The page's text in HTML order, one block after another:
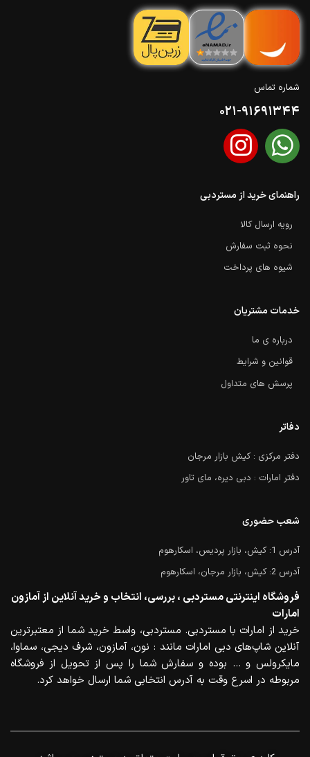
شماره تماس
021-91691344
راهنمای خرید از مستردبی
رویه ارسال کالا
نحوه ثبت سفارش
شیوه های پرداخت
خدمات مشتریان
درباره ی ما
قوانین و شرایط
پرسش های متداول
دفاتر
دفتر مرکزی : کیش بازار مرجان
دفتر امارات : دبی دیره، مای تاور
شعب حضوری
آدرس 1: کیش، بازار پردیس، اسکارهوم
آدرس 2: کیش، بازار مرجان، اسکارهوم
فروشگاه اینترنتی مستردبی ، بررسی، انتخاب و خرید آنلاین از آمازون
امارات
خرید از امارات با مستردبی. مستردبی، واسط خرید شما از معتبرترین
آنلاین شاپ‌های دبی امارات مانند : نون، آمازون، شرف دیجی، سماوا،
مایکرولس و … بوده و سفارش شما را پس از تحویل از فروشگاه
مربوطه در اسرع وقت به آدرس انتخابی شما ارسال خواهد کرد.